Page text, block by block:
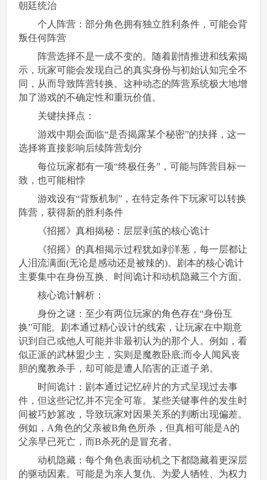
朝廷统治
个人阵营：部分角色拥有独立胜利条件，可能会背
叛任何阵营
阵营选择不是一成不变的。随着剧情推进和线索揭
示，玩家可能会发现自己的真实身份与初始认知完全不
同，从而导致阵营转换。这种动态的阵营系统极大地增
加了游戏的不确定性和重玩价值。
关键抉择点：
游戏中期会面临“是否揭露某个秘密”的抉择，这一
选择将直接影响后续阵营划分
每位玩家都有一项“终极任务”，可能与阵营目标一
致，也可能相悖
游戏设有“背叛机制”，在特定条件下玩家可以转换
阵营，获得新的胜利条件
《招摇》真相揭秘：层层剥茧的核心诡计
《招摇》的真相揭示过程犹如剥洋葱，每一层都让
人泪流满面(无论是感动还是被辣的)。剧本的核心诡计
主要集中在身份互换、时间诡计和动机隐藏三个方面。
核心诡计解析：
身份之谜：至少有两位玩家的角色存在“身份互
换”可能。剧本通过精心设计的线索，让玩家在中期意
识到自己或他人可能并非最初认为的那个人。例如，看
似正派的武林盟少主，实则是魔教卧底;而令人闻风丧
胆的魔教杀手，却可能是遭人陷害的正道子弟。
时间诡计：剧本通过记忆碎片的方式呈现过去事
件，但这些记忆并不完全可靠。某些关键事件的发生时
间被巧妙篡改，导致玩家对因果关系的判断出现偏差。
例如，A角色的父亲被B角色所杀，但真相可能是A的
父亲早已死亡，而B杀死的是冒充者。
动机隐藏：每个角色表面动机之下都隐藏着更深层
的驱动因素。可能是为亲人复仇、为爱人牺牲、为权力